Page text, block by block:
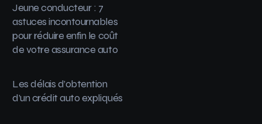
Jeune conducteur : 7
astuces incontournables
pour réduire enfin le coût
de votre assurance auto
Les délais d’obtention
d’un crédit auto expliqués